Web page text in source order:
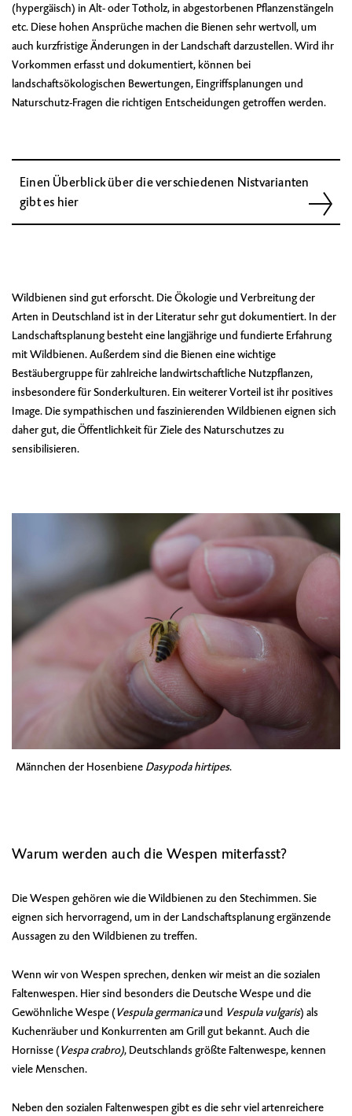
(hypergäisch) in Alt- oder Totholz, in abgestorbenen Pflanzenstängeln
etc. Diese hohen Ansprüche machen die Bienen sehr wertvoll, um
auch kurzfristige Änderungen in der Landschaft darzustellen. Wird ihr
Vorkommen erfasst und dokumentiert, können bei
landschaftsökologischen Bewertungen, Eingriffsplanungen und
Naturschutz-Fragen die richtigen Entscheidungen getroffen werden.
Einen Überblick über die verschiedenen Nistvarianten
gibt es hier
Wildbienen sind gut erforscht. Die Ökologie und Verbreitung der
Arten in Deutschland ist in der Literatur sehr gut dokumentiert. In der
Landschaftsplanung besteht eine langjährige und fundierte Erfahrung
mit Wildbienen. Außerdem sind die Bienen eine wichtige
Bestäubergruppe für zahlreiche landwirtschaftliche Nutzpflanzen,
insbesondere für Sonderkulturen. Ein weiterer Vorteil ist ihr positives
Image. Die sympathischen und faszinierenden Wildbienen eignen sich
daher gut, die Öffentlichkeit für Ziele des Naturschutzes zu
sensibilisieren.
Männchen der Hosenbiene Dasypoda hirtipes.
Warum werden auch die Wespen miterfasst?
Die Wespen gehören wie die Wildbienen zu den Stechimmen. Sie
eignen sich hervorragend, um in der Landschaftsplanung ergänzende
Aussagen zu den Wildbienen zu treffen.
Wenn wir von Wespen sprechen, denken wir meist an die sozialen
Faltenwespen. Hier sind besonders die Deutsche Wespe und die
Gewöhnliche Wespe (Vespula germanicaund Vespula vulgaris) als
Kuchenräuber und Konkurrenten am Grill gut bekannt. Auch die
Hornisse (Vespa crabro), Deutschlands größte Faltenwespe, kennen
viele Menschen.
Neben den sozialen Faltenwespen gibt es die sehr viel artenreichere